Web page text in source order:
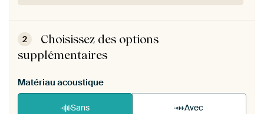
ArtFrame est facile à monter soi-même.Voir les
instructions d'auto-assemblage
2
supplémentaires
Matériau acoustique
Sans Avec